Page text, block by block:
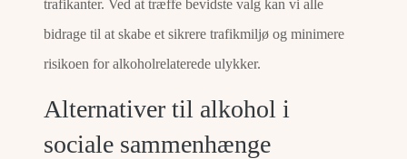
trafikanter. Ved at træffe bevidste valg kan vi alle
bidrage til at skabe et sikrere trafikmiljø og minimere
risikoen for alkoholrelaterede ulykker.
Alternativer til alkohol i
sociale sammenhænge